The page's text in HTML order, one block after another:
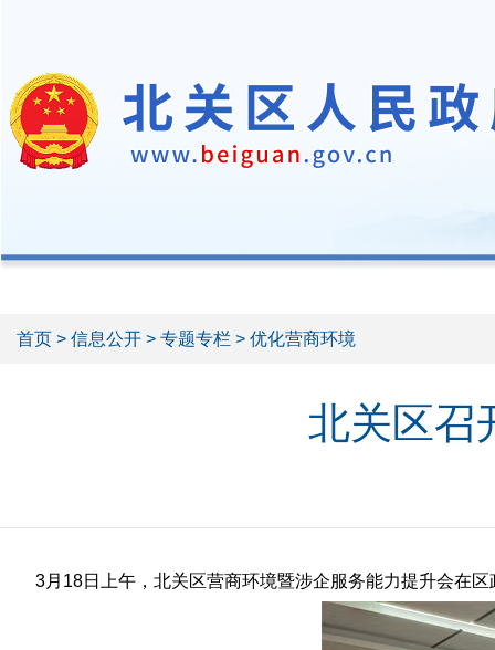
首页 > 信息公开 > 专题专栏 > 优化营商环境
北关区召
3月18日上午，北关区营商环境暨涉企服务能力提升会在